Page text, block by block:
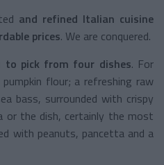
and refined Italian cuisine
prices. We are conquered.
to pick from four dishes. For
flour; a refreshing raw
bass, surrounded with crispy
or the dish, certainly the most
with peanuts, pancetta and a